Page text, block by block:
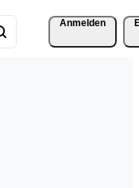
Anmelden